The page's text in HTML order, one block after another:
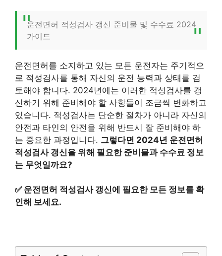
운전면허 적성검사 갱신 준비물 및 수수료 2024
가이드
운전면허를 소지하고 있는 모든 운전자는 주기적으
로 적성검사를 통해 자신의 운전 능력과 상태를 검
토해야 합니다. 2024년에는 이러한 적성검사를 갱
신하기 위해 준비해야 할 사항들이 조금씩 변화하고
있습니다. 적성검사는 단순한 절차가 아니라 자신의
안전과 타인의 안전을 위해 반드시 잘 준비해야 하
는 중요한 과정입니다. 그렇다면 2024년 운전면허
적성검사 갱신을 위해 필요한 준비물과 수수료 정보
는 무엇일까요?
✅ 운전면허 적성검사 갱신에 필요한 모든 정보를 확
인해 보세요.